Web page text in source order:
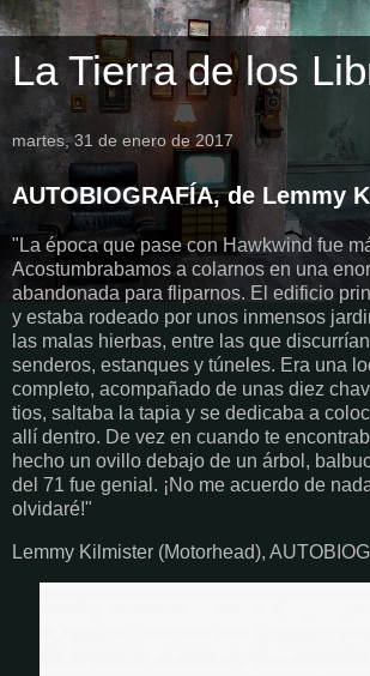
La Tierra de los
martes, 31 de enero de 2017
AUTOBIOGRAFÍA, de Lemmy
"La época que pase con Hawkwind fue
Acostumbrabamos a colarnos en una
abandonada para fliparnos. El edificio
y estaba rodeado por unos inmensos
las malas hierbas, entre las que
senderos, estanques y túneles. Era una
completo, acompañado de unas diez
tios, saltaba la tapia y se dedicaba a
allí dentro. De vez en cuando te
hecho un ovillo debajo de un árbol,
del 71 fue genial. ¡No me acuerdo de
olvidaré!"
Lemmy Kilmister (Motorhead),